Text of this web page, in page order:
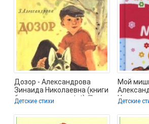
Дозор - Александрова
Зинаида Николаевна (книги
без регистрации txt) 📗
Детские стихи
Мой
онлайн
Детские